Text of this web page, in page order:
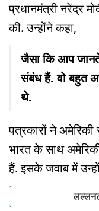
प्रधानमंत्री नरेंद्र
की. उन्होंने कहा,
जैसा कि आप
संबंध हैं. वो बहुत
थे.
पत्रकारों ने अमेरिकी
भारत के साथ
हैं. इसके जवाब में